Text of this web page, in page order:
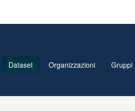
Dataset Organizzazioni Gruppi